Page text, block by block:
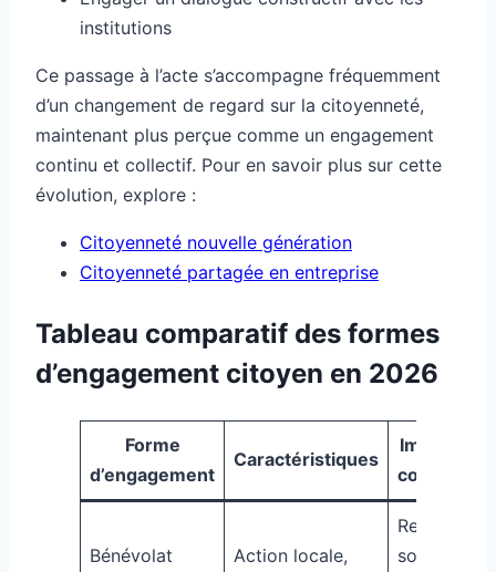
institutions
Ce passage à l’acte s’accompagne fréquemment
d’un changement de regard sur la citoyenneté,
maintenant plus perçue comme un engagement
continu et collectif. Pour en savoir plus sur cette
évolution, explore :
Citoyenneté nouvelle génération
Citoyenneté partagée en entreprise
Tableau comparatif des formes
d’engagement citoyen en 2026
Forme
d’engagement
Caractéristiques
Impact sur
Bénévolat
Action locale,
Renforce la
solidarité et